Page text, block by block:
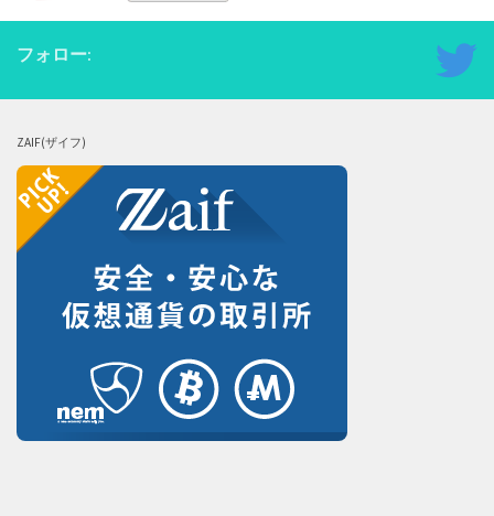
フォロー:
ZAIF(ザイフ)